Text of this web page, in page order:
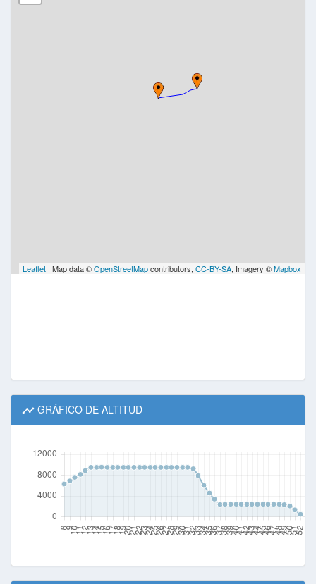
Leaflet | Map data ©OpenStreetMapcontributors, CC-BY-SA, Imagery ©Mapbox
GRÁFICO DE ALTITUD